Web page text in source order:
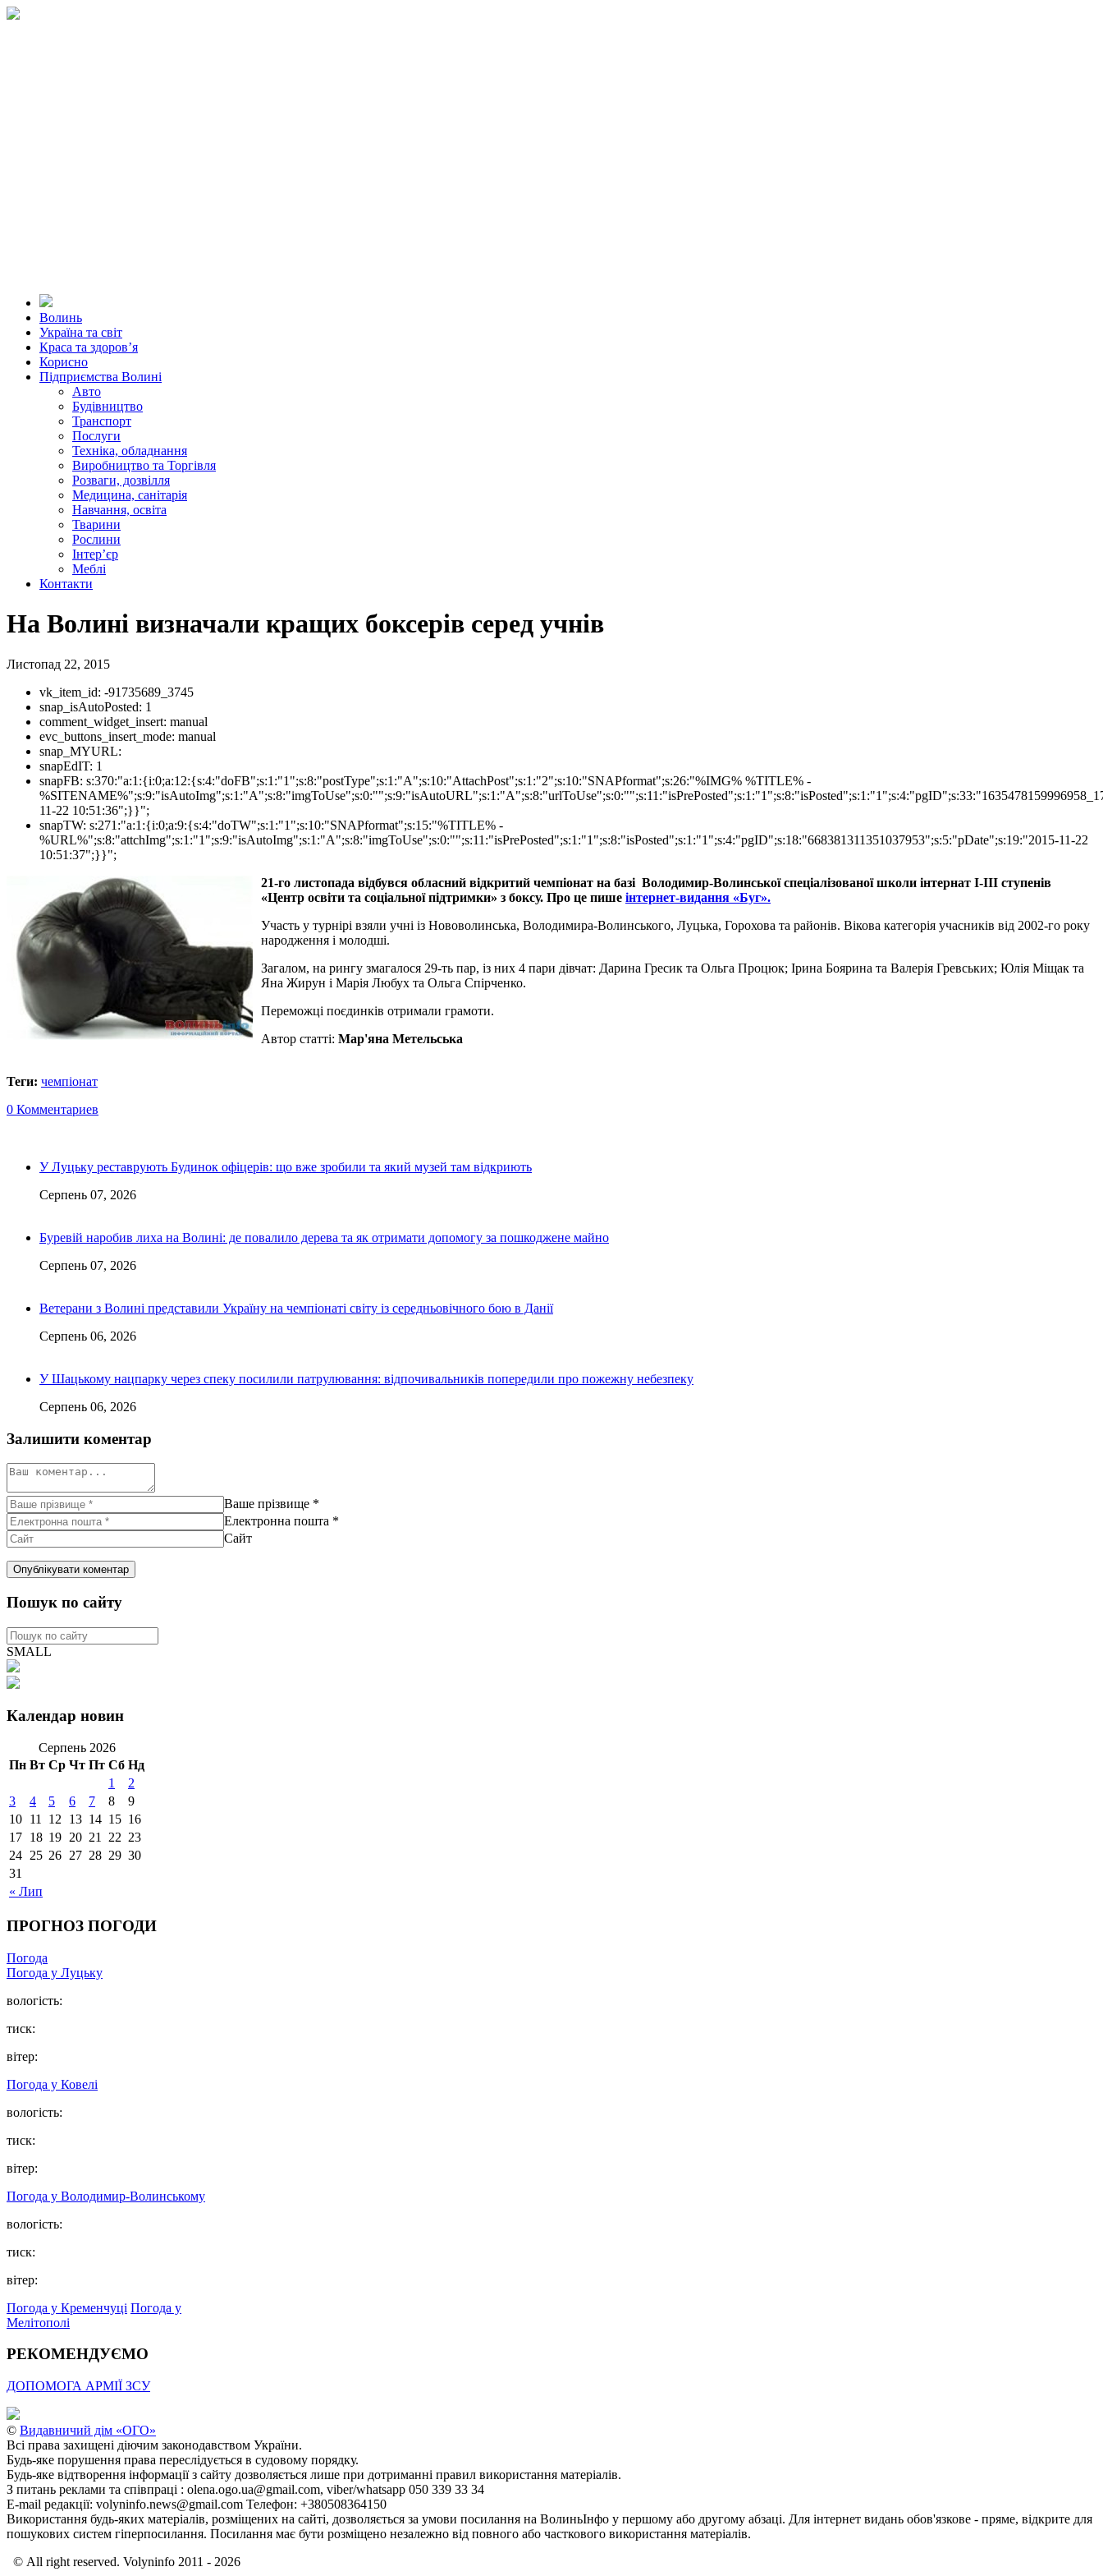
Волинь
Україна та світ
Краса та здоров’я
Корисно
Підприємства Волині
Авто
Будівництво
Транспорт
Послуги
Техніка, обладнання
Виробництво та Торгівля
Розваги, дозвілля
Медицина, санітарія
Навчання, освіта
Тварини
Рослини
Інтер’єр
Меблі
Контакти
На Волині визначали кращих боксерів серед учнів
Листопад 22, 2015
vk_item_id: -91735689_3745
snap_isAutoPosted: 1
comment_widget_insert: manual
evc_buttons_insert_mode: manual
snap_MYURL:
snapEdIT: 1
snapFB: s:370:"a:1:{i:0;a:12:{s:4:"doFB";s:1:"1";s:8:"postType";s:1:"A";s:10:"AttachPost";s:1:"2";s:10:"SNAPformat";s:26:"%IMG% %TITLE% -
11-22 10:51:36";}}";
snapTW: s:271:"a:1:{i:0;a:9:{s:4:"doTW";s:1:"1";s:10:"SNAPformat";s:15:"%TITLE% -
%URL%";s:8:"attchImg";s:1:"1";s:9:"isAutoImg";s:1:"A";s:8:"imgToUse";s:0:"";s:11:"isPrePosted";s:1:"1";s:8:"isPosted";s:1:"1";s:4:"pgID";s:18:"668381311351037953";s:5:"pDate";s:19:"2015-11-22
10:51:37";}}";
21-го листопада відбувся обласний відкритий чемпіонат на базі Володимир-Волинської спеціалізованої школи інтернат І-ІІІ ступенів
«Центр освіти та соціальної підтримки» з боксу. Про це пише інтернет-видання «Буг».
Участь у турнірі взяли учні із Нововолинська, Володимира-Волинського, Луцька, Горохова та районів. Вікова категорія учасників від 2002-го року
народження і молодші.
Загалом, на рингу змагалося 29-ть пар, із них 4 пари дівчат: Дарина Гресик та Ольга Процюк; Ірина Боярина та Валерія Гревських; Юлія Міщак та
Яна Жирун і Марія Любух та Ольга Спірченко.
Переможці поєдинків отримали грамоти.
Автор статті: Мар'яна Метельська
Теги: чемпіонат
0 Комментариев
У Луцьку реставрують Будинок офіцерів: що вже зробили та який музей там відкриють
Серпень 07, 2026
Буревій наробив лиха на Волині: де повалило дерева та як отримати допомогу за пошкоджене майно
Серпень 07, 2026
Ветерани з Волині представили Україну на чемпіонаті світу із середньовічного бою в Данії
Серпень 06, 2026
У Шацькому нацпарку через спеку посилили патрулювання: відпочивальників попередили про пожежну небезпеку
Серпень 06, 2026
Залишити коментар
Ваше прізвище *
Електронна пошта *
Сайт
Пошук по сайту
SMALL
Календар новин
Серпень 2026
Пн Вт Ср Чт Пт Сб Нд
« Лип
1
2
3
4 5 6 7 8
9
10 11 12 13 14 15 16
17 18 19 20 21 22 23
24 25 26 27 28 29 30
31
ПРОГНОЗ ПОГОДИ
Погода
Погода у Луцьку
вологість:
тиск:
вітер:
Погода у Ковелі
вологість:
тиск:
вітер:
Погода у Володимир-Волинському
вологість:
тиск:
вітер:
Погода у Кременчуці Погода у
Мелітополі
РЕКОМЕНДУЄМО
ДОПОМОГА АРМІЇ ЗСУ
© Видавничий дім «ОГО»
Всі права захищені діючим законодавством України.
Будь-яке порушення права переслідується в судовому порядку.
Будь-яке відтворення інформації з сайту дозволяється лише при дотриманні правил використання матеріалів.
З питань реклами та співпраці : olena.ogo.ua@gmail.com, viber/whatsapp 050 339 33 34
E-mail редакції: volyninfo.news@gmail.com Телефон: +380508364150
Використання будь-яких матеріалів, розміщених на сайті, дозволяється за умови посилання на ВолиньІнфо у першому або другому абзаці. Для інтернет видань обов'язкове - пряме, відкрите для
пошукових систем гіперпосилання. Посилання має бути розміщено незалежно від повного або часткового використання матеріалів.
© All right reserved. Volyninfo 2011 - 2026